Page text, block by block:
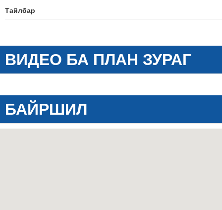
Тайлбар
ВИДЕО БА ПЛАН ЗУРАГ
БАЙРШИЛ